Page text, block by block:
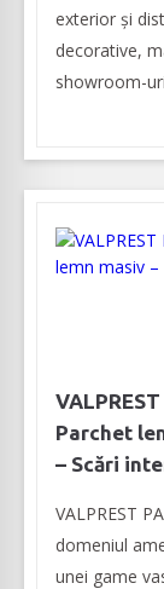
exterior și
decorative,
showroom-
Parchet
– Scări
VALPREST
domeniul
unei game